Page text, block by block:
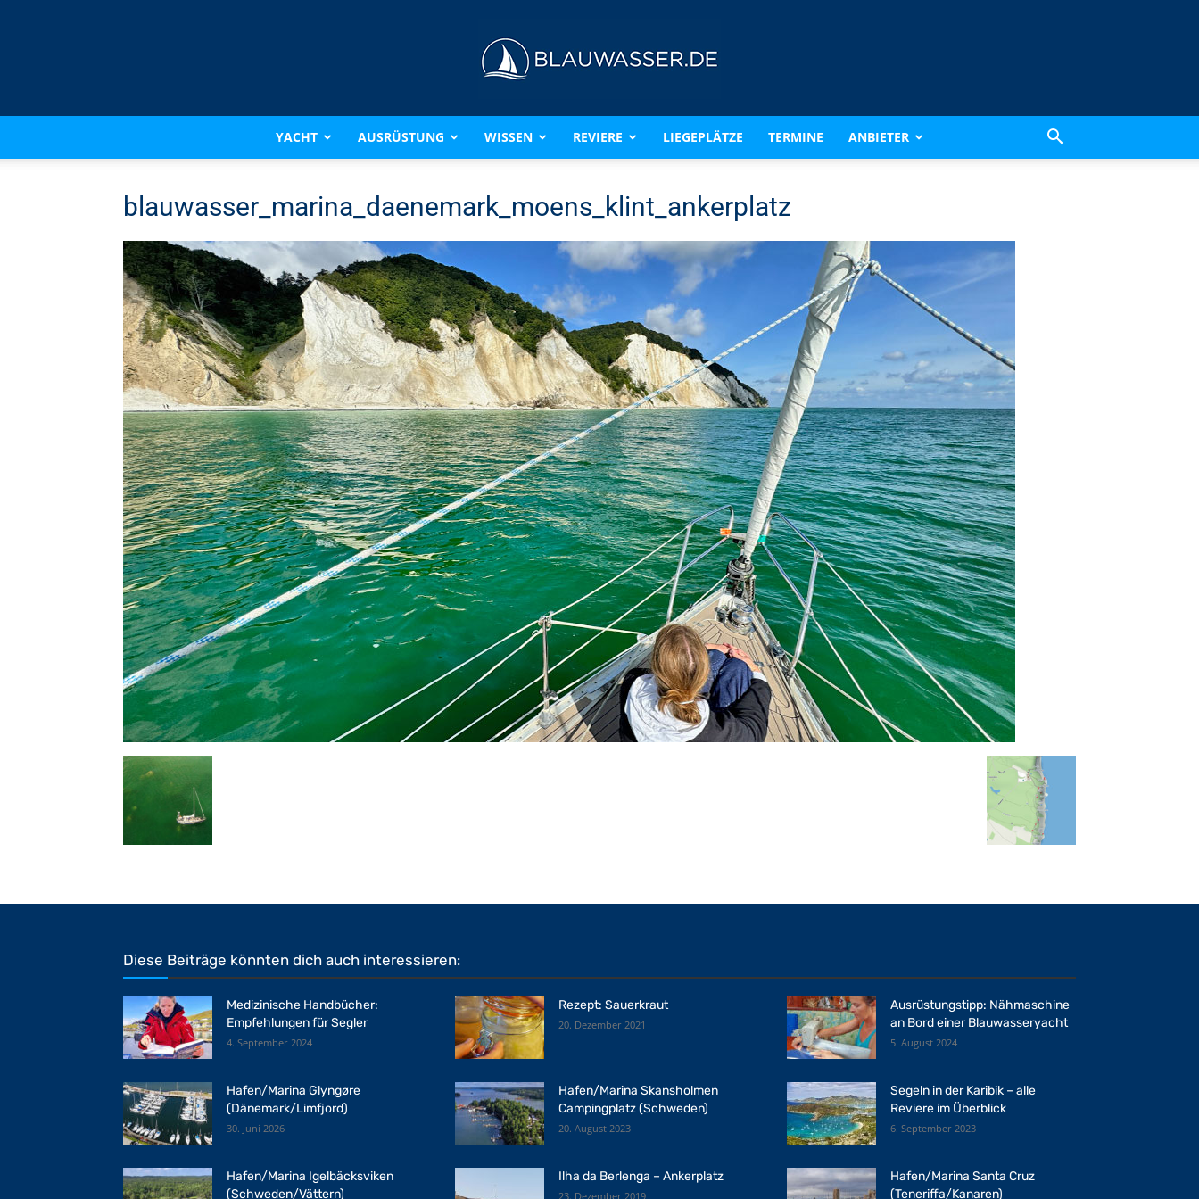
BLAUWASSER.DE
YACHT AUSRÜSTUNG WISSEN REVIERE LIEGEPLÄTZE TERMINE ANBIETER
blauwasser_marina_daenemark_moens_klint_ankerplatz
Diese Beiträge könnten dich auch interessieren:
Medizinische Handbücher:
Empfehlungen für Segler
4. September 2024
Rezept: Sauerkraut
20. Dezember 2021
Ausrüstungstipp: Nähmaschine
an Bord einer Blauwasseryacht
5. August 2024
Hafen/Marina Glyngøre
(Dänemark/Limfjord)
30. Juni 2026
Hafen/Marina Skansholmen
Campingplatz (Schweden)
20. August 2023
Segeln in der Karibik – alle
Reviere im Überblick
6. September 2023
Hafen/Marina Igelbäcksviken
(Schweden/Vättern)
Ilha da Berlenga – Ankerplatz
23. Dezember 2019
Hafen/Marina Santa Cruz
(Teneriffa/Kanaren)